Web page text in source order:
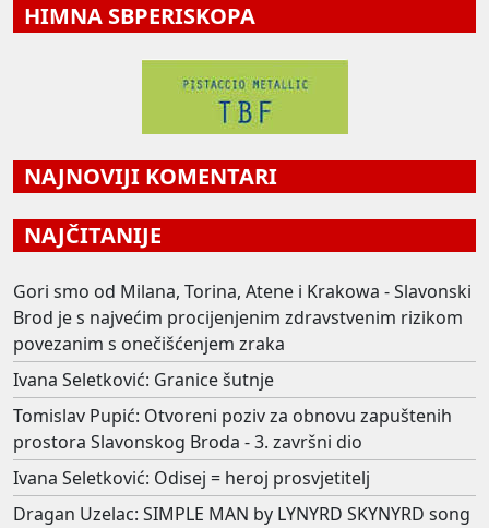
HIMNA SBPERISKOPA
NAJNOVIJI KOMENTARI
NAJČITANIJE
Gori smo od Milana, Torina, Atene i Krakowa - Slavonski
Brod je s najvećim procijenjenim zdravstvenim rizikom
povezanim s onečišćenjem zraka
Ivana Seletković: Granice šutnje
Tomislav Pupić: Otvoreni poziv za obnovu zapuštenih
prostora Slavonskog Broda - 3. završni dio
Ivana Seletković: Odisej = heroj prosvjetitelj
Dragan Uzelac: SIMPLE MAN by LYNYRD SKYNYRD song